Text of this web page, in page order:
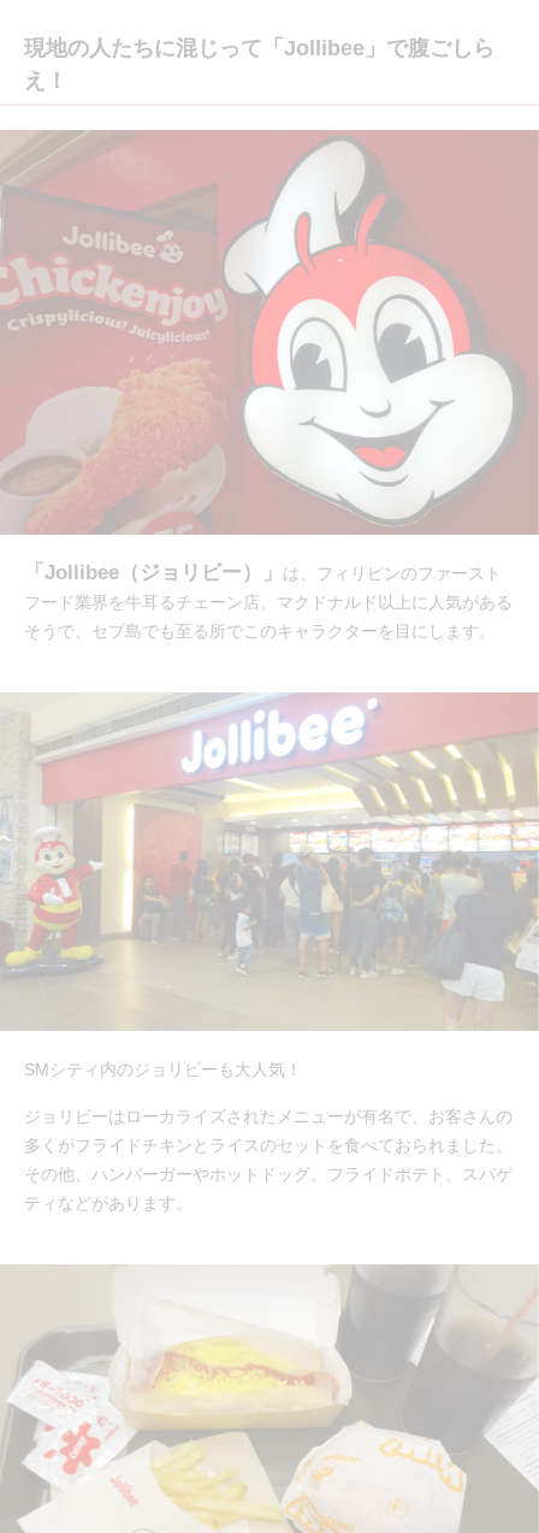
現地の人たちに混じって「Jollibee」で腹ごしら
え！
「Jollibee（ジョリビー）」
は、フィリピンのファースト
フード業界を牛耳るチェーン店。マクドナルド以上に人気がある
そうで、セブ島でも至る所でこのキャラクターを目にします。
SMシティ内のジョリビーも大人気！
ジョリビーはローカライズされたメニューが有名で、お客さんの
多くがフライドチキンとライスのセットを食べておられました。
その他、ハンバーガーやホットドッグ、フライドポテト、スパゲ
ティなどがあります。